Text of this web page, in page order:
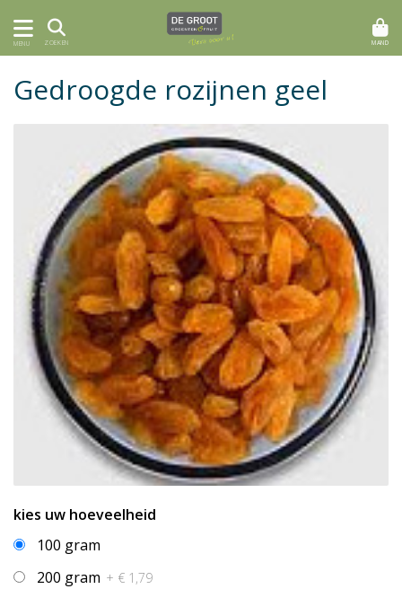
MENU ZOEKEN MAND
Gedroogde rozijnen geel
kies uw hoeveelheid
100 gram
200 gram + € 1,79